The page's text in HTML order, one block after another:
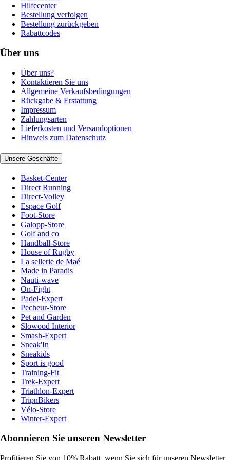
Hilfecenter
Bestellung verfolgen
Bestellung zurückgeben
Rabattcodes
Über uns
Über uns?
Kontaktieren Sie uns
Allgemeine Verkaufsbedingungen
Rückgabe & Erstattung
Impressum
Zahlungsarten
Lieferkosten und Versandoptionen
Hinweis zum Datenschutz
Unsere Geschäfte
Basket-Center
Direct Running
Direct-Volley
Espace Golf
Foot-Store
Galopp-Store
Golf and co
Handball-Store
House of Rugby
La sellerie de Maé
Made in Paradis
Nauti-wave
On-Fight
Padel-Expert
Pecheur-Store
Pet and Garden
Slowood Interior
Smash-Expert
Sneak'In
Sneakids
Sport is good
Training-Fit
Trek-Expert
Triathlon-Expert
TripnBikers
Vélo-Store
Winter-Expert
Abonnieren Sie unseren Newsletter
Profitieren Sie von 10% Rabatt, wenn Sie sich für unseren Newsletter